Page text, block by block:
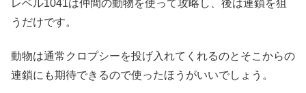
レベル1041は仲間の動物を使って攻略し、後は連鎖を狙
うだけです。
動物は通常クロプシーを投げ入れてくれるのとそこからの
連鎖にも期待できるので使ったほうがいいでしょう。